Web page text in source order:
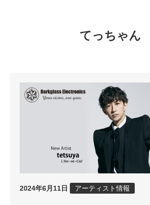
てっちゃん
2024年6月11日 アーティスト情報